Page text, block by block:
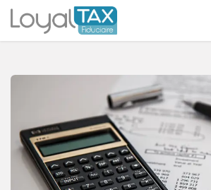
Se rendre au contenu